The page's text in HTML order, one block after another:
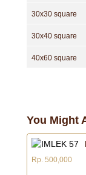
30x30 square
30x40 square
40x60 square
You Might
Rp. 500,000